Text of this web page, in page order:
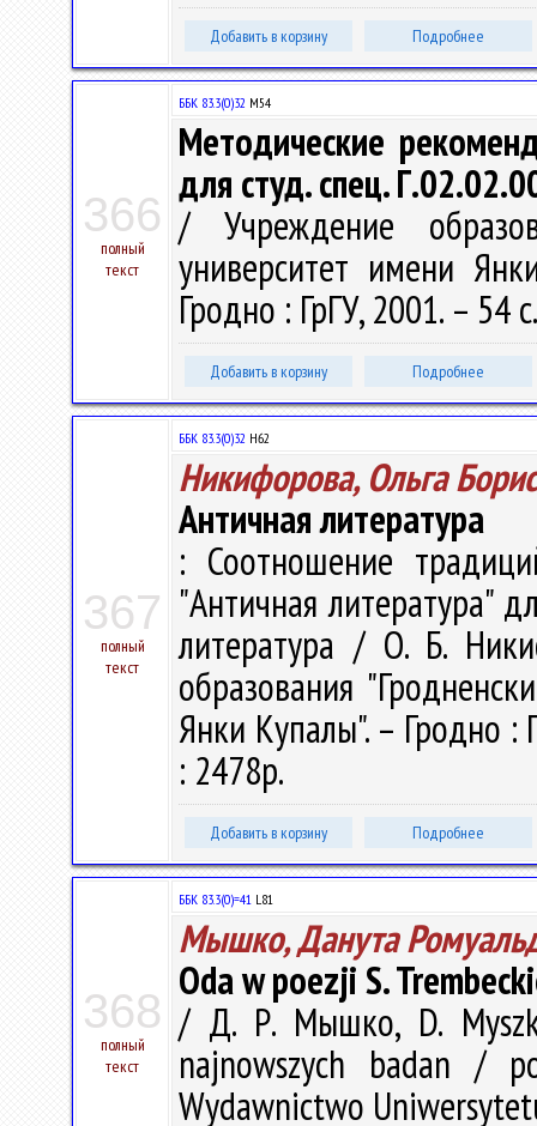
Добавить в корзину Подробнее
366
полный
текст
ББК 83.3(0)32 М54
Методические
для студ. спец.
/ Учреждение
университет имени
Гродно : ГрГУ, 2001. – 54
Добавить в корзину Подробнее
367
полный
текст
ББК 83.3(0)32 Н62
Никифорова, Ольга
Античная литература
: Соотношение
"Античная литература"
литература / О. Б.
образования
Янки Купалы". – Гродно :
: 2478р.
Добавить в корзину Подробнее
368
полный
текст
ББК 83.3(0)=41 L81
Мышко, Данута
Oda w poezji S.
/ Д. Р. Мышко, D.
najnowszych badan /
Wydawnictwo